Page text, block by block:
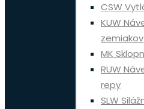
CSW
KUW
zemiakov
MK
RUW
repy
SLW